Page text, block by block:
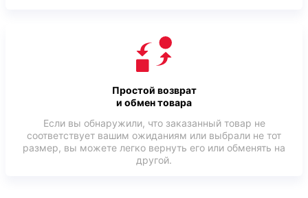
Простой возврат
и обмен товара
Если вы обнаружили, что заказанный товар не
соответствует вашим ожиданиям или выбрали не тот
размер, вы можете легко вернуть его или обменять на
другой.